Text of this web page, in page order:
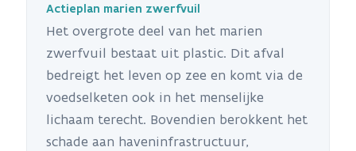
Actieplan marien zwerfvuil
Het overgrote deel van het marien
zwerfvuil bestaat uit plastic. Dit afval
bedreigt het leven op zee en komt via de
voedselketen ook in het menselijke
lichaam terecht. Bovendien berokkent het
schade aan haveninfrastructuur,